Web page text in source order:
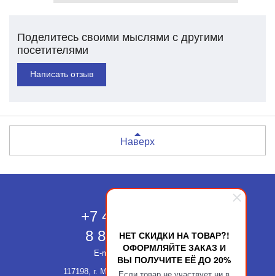
НЕТ СКИДКИ НА ТОВАР?!
ОФОРМЛЯЙТЕ ЗАКАЗ И
ВЫ ПОЛУЧИТЕ ЕЁ ДО 20%
Поделитесь своими мыслями с другими
посетителями
Написать отзыв
Наверх
+7 495 118-43-83
8 800 511-52-66
E-mail:
info@kupatika.ru
117198, г. Москва, ул. Миклухо-Маклая,